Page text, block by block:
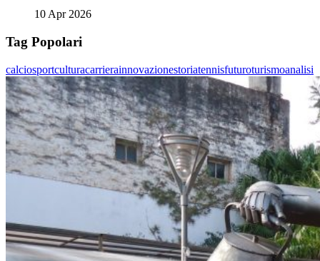
10 Apr 2026
Tag Popolari
calciosportculturacarrierainnovazionestoriatennisfuturoturismoanalisi